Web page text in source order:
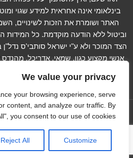
We value your privacy
your browsing experience, serve
content, and analyze our traffic. By
you consent to our use of cookies.
Customize
Reject All
בינלאומי אינה אחראית למידע שגוי
האתר ושומרת את הזכות לשינויים,
וביטול ללא הודעה מוקדמת. כל המידות
הצד המוכר ולא ע"י ישראל סותבי'ס נדל"ן
אנשי מקצוע כגון, שמאי, אדריכל,
קרא עוד...
עקוב אחרינו ב -
Israel Sotheby's International
Realty. All Rights Reserved